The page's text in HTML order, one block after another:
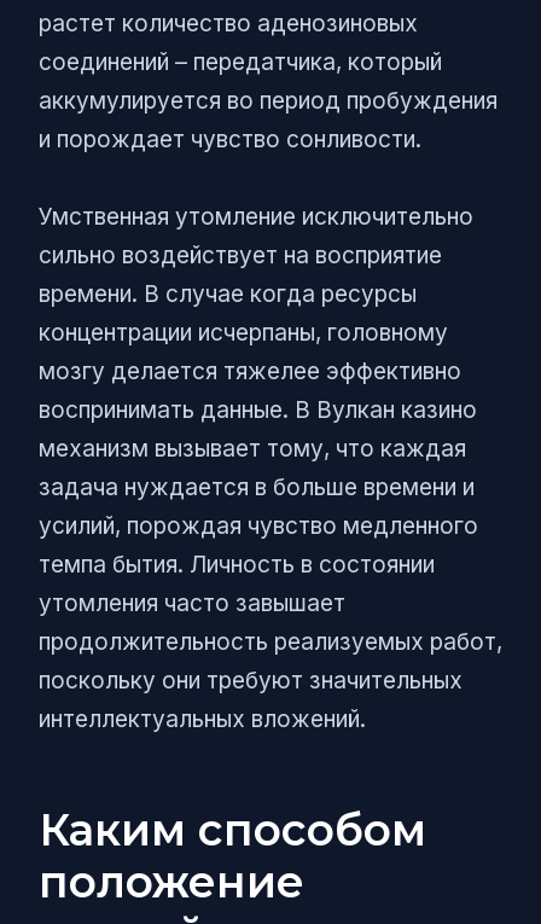
растет количество аденозиновых
соединений – передатчика, который
аккумулируется во период пробуждения
и порождает чувство сонливости.
Умственная утомление исключительно
сильно воздействует на восприятие
времени. В случае когда ресурсы
концентрации исчерпаны, головному
мозгу делается тяжелее эффективно
воспринимать данные. В Вулкан казино
механизм вызывает тому, что каждая
задача нуждается в больше времени и
усилий, порождая чувство медленного
темпа бытия. Личность в состоянии
утомления часто завышает
продолжительность реализуемых работ,
поскольку они требуют значительных
интеллектуальных вложений.
Каким способом
положение